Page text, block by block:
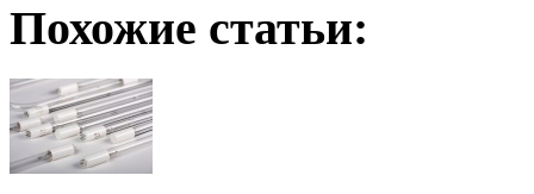
Похожие статьи: